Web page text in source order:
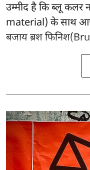
उम्मीद है कि ब्लू कलर
material) के साथ
बजाय ब्रश